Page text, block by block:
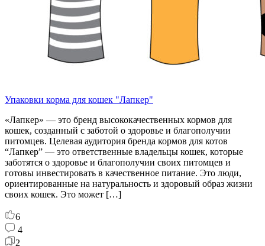
Упаковки корма для кошек "Лапкер"
«Лапкер» — это бренд высококачественных кормов для
кошек, созданный с заботой о здоровье и благополучии
питомцев. Целевая аудитория бренда кормов для котов
“Лапкер” — это ответственные владельцы кошек, которые
заботятся о здоровье и благополучии своих питомцев и
готовы инвестировать в качественное питание. Это люди,
ориентированные на натуральность и здоровый образ жизни
своих кошек. Это может […]
6
4
2